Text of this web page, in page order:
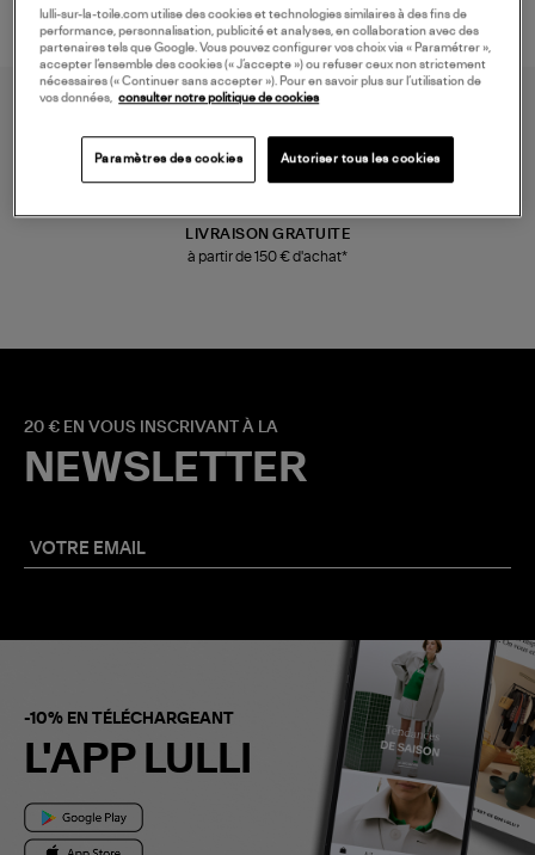
LIVRAISON GRATUITE
à partir de 150 € d'achat*
20 € EN VOUS INSCRIVANT À LA
NEWSLETTER
-10% EN TÉLÉCHARGEANT
L'APP LULLI
lulli-sur-la-toile.com utilise des cookies et technologies similaires à des fins de
performance, personnalisation, publicité et analyses, en collaboration avec des
partenaires tels que Google. Vous pouvez configurer vos choix via « Paramétrer »,
accepter l’ensemble des cookies (« J’accepte ») ou refuser ceux non strictement
nécessaires (« Continuer sans accepter »). Pour en savoir plus sur l’utilisation de
vos données, consulter notre politique de cookies
Paramètres des cookies Autoriser tous les cookies